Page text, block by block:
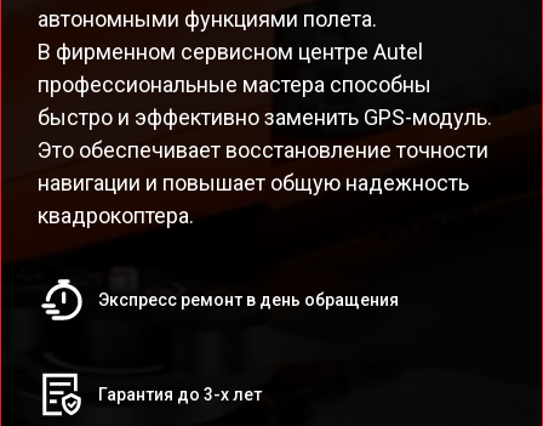
автономными функциями полета.
В фирменном сервисном центре Autel
профессиональные мастера способны
быстро и эффективно заменить GPS-модуль.
Это обеспечивает восстановление точности
навигации и повышает общую надежность
квадрокоптера.
Экспресс ремонт в день обращения
Гарантия до 3-х лет